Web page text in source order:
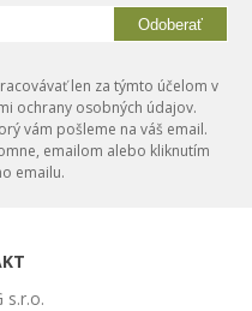
Odoberať
len za týmto účelom v
ochrany osobných údajov.
vám pošleme na váš email.
emailom alebo kliknutím
emailu.
s.r.o.